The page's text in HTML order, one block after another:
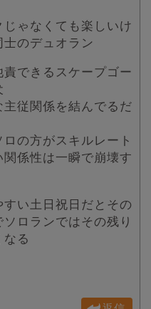
ゃなくても楽しいけ
のデュオラン
できるスケープゴー
従関係を結んでるだ
の方がスキルレート
係性は一瞬で崩壊す
い土日祝日だとその
ロランではその残り
る